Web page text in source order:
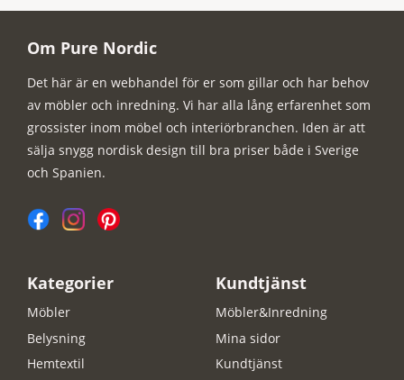
Om Pure Nordic
Det här är en webhandel för er som gillar och har behov
av möbler och inredning. Vi har alla lång erfarenhet som
grossister inom möbel och interiörbranchen. Iden är att
sälja snygg nordisk design till bra priser både i Sverige
och Spanien.
Kategorier
Möbler
Belysning
Hemtextil
Kundtjänst
Möbler&Inredning
Mina sidor
Kundtjänst